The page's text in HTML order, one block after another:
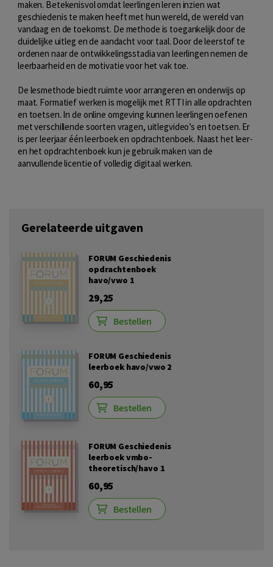
maken. Betekenisvol omdat leerlingen leren inzien wat
geschiedenis te maken heeft met hun wereld, de wereld van
vandaag en de toekomst. De methode is toegankelijk door de
duidelijke uitleg en de aandacht voor taal. Door de leerstof te
ordenen naar de ontwikkelingsstadia van leerlingen nemen de
leerbaarheid en de motivatie voor het vak toe.
De lesmethode biedt ruimte voor arrangeren en onderwijs op
maat. Formatief werken is mogelijk met RTTI in alle opdrachten
en toetsen. In de online omgeving kunnen leerlingen oefenen
met verschillende soorten vragen, uitlegvideo’s en toetsen. Er
is per leerjaar één leerboek en opdrachtenboek. Naast het leer-
en het opdrachtenboek kun je gebruik maken van de
aanvullende licentie of volledig digitaal werken.
Gerelateerde uitgaven
FORUM Geschiedenis
opdrachtenboek
havo/vwo 1
29,25
Bestellen
FORUM Geschiedenis
leerboek havo/vwo 2
60,95
Bestellen
FORUM Geschiedenis
leerboek vmbo-
theoretisch/havo 1
60,95
Bestellen